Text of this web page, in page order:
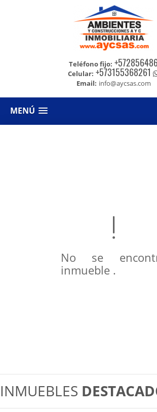
Teléfono fijo:
Celular: +573155368261
Email: info@aycsas.com
MENÚ
No se
inmueble .
INMUEBLES